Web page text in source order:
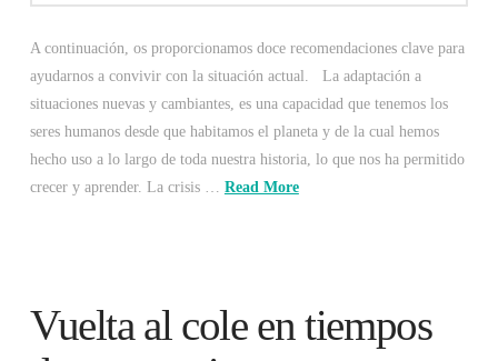
A continuación, os proporcionamos doce recomendaciones clave para
ayudarnos a convivir con la situación actual. La adaptación a
situaciones nuevas y cambiantes, es una capacidad que tenemos los
seres humanos desde que habitamos el planeta y de la cual hemos
hecho uso a lo largo de toda nuestra historia, lo que nos ha permitido
crecer y aprender. La crisis … Read More
Vuelta al cole en tiempos